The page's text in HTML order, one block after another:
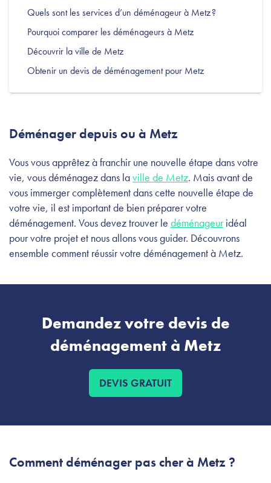
Quels sont les services d’un déménageur à Metz ?
Pourquoi comparer les déménageurs à Metz
Découvrir la ville de Metz
Obtenir un devis de déménagement pour Metz
Déménager depuis ou à Metz
Vous vous apprêtez à franchir une nouvelle étape dans votre
vie, vous déménagez dans laville de Metz. Mais avant de
vous immerger complètement dans cette nouvelle étape de
votre vie, il est important de bien préparer votre
déménagement. Vous devez trouver le déménageuridéal
pour votre projet et nous allons vous guider. Découvrons
ensemble comment réussir votre déménagement à Metz.
Demandez votre devis de
déménagement à Metz
DEVIS GRATUIT
Comment déménager pas cher à Metz ?